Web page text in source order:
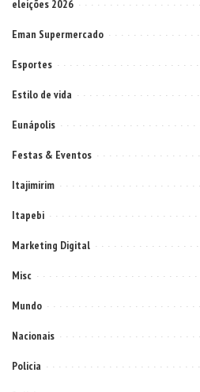
Esportes
Estilo de vida
Eunápolis
Festas & Eventos
Itajimirim
Itapebi
Marketing Digital
Misc
Mundo
Nacionais
Policia
Politica
Porto Seguro